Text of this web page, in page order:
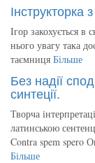
Інструкторка
Ігор закохується
нього увагу така
таємниця Більше
Без надії
синтеції.
Творча
латинською
Contra spem spero
Більше